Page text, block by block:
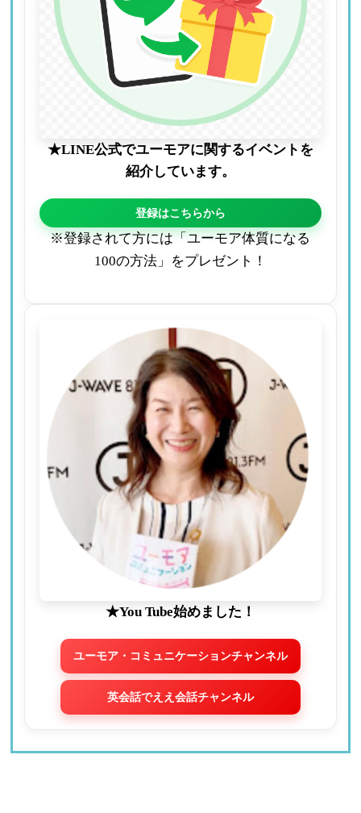
★LINE公式でユーモアに関するイベントを
紹介しています。
登録はこちらから
※登録されて方には「ユーモア体質になる
100の方法」をプレゼント！
★You Tube始めました！
ユーモア・コミュニケーションチャンネル
英会話でええ会話チャンネル